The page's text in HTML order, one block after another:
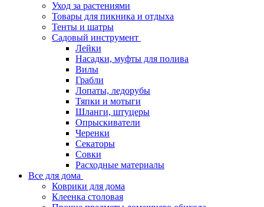
Уход за растениями
Товары для пикника и отдыха
Тенты и шатры
Садовый инструмент
Лейки
Насадки, муфты для полива
Вилы
Грабли
Лопаты, ледорубы
Тяпки и мотыги
Шланги, штуцеры
Опрыскиватели
Черенки
Секаторы
Совки
Расходные материалы
Все для дома
Коврики для дома
Клеенка столовая